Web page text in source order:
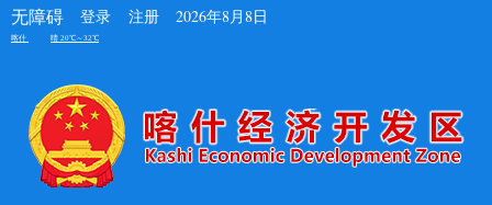
无障碍 登录 注册 2026年8月8日